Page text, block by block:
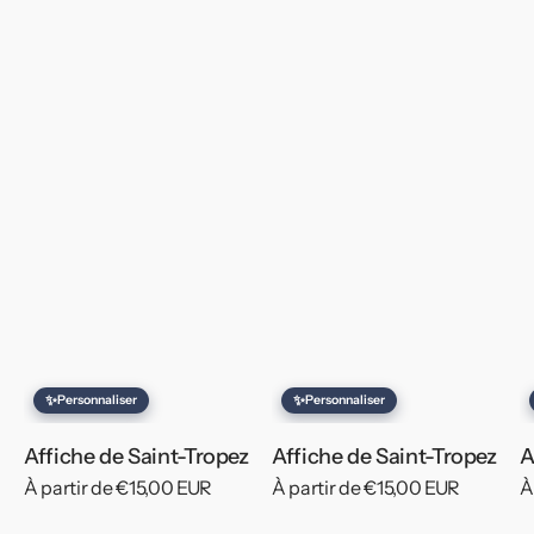
✨Personnaliser
Affiche de Saint-Tropez
Prix
À partir de €15,00 EUR
✨Personnaliser
Affiche de Saint-Tropez
Prix
À partir de €15,00 EUR